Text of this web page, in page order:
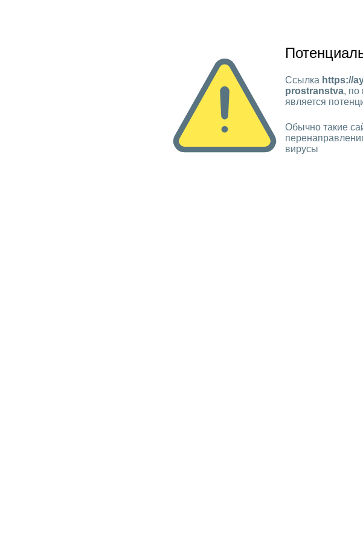
Ссылка https://
prostranstva, по
является
Обычно такие
вирусы